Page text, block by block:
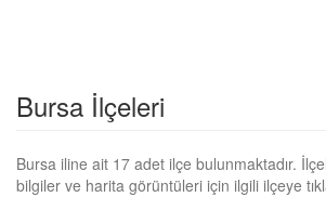
Bursa İlçeleri
Bursa iline ait 17 adet ilçe bulunmaktadır.
bilgiler ve harita görüntüleri için ilgili ilçeye